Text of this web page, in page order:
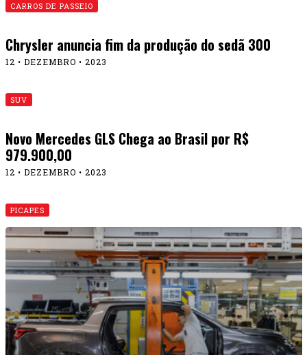
CARROS DE PASSEIO
Chrysler anuncia fim da produção do sedã 300
12 • DEZEMBRO • 2023
SUV
Novo Mercedes GLS Chega ao Brasil por R$
979.900,00
12 • DEZEMBRO • 2023
PICAPES